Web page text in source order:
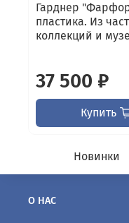
Гарднер
пластика. Из
коллекций и
37 500 ₽
Купить
Новинки
О НАС